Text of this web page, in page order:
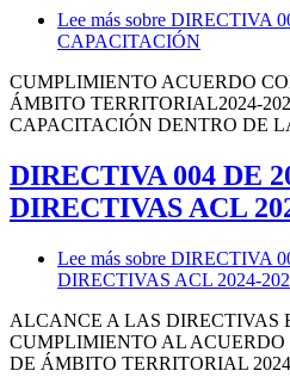
Lee más sobre DIRECTIVA
CAPACITACIÓN
CUMPLIMIENTO ACUERDO
ÁMBITO TERRITORIAL2024-
CAPACITACIÓN DENTRO DE
DIRECTIVA 004 DE
DIRECTIVAS ACL
Lee más sobre DIRECTIVA
DIRECTIVAS ACL 2024-
ALCANCE A LAS DIRECTIVAS
CUMPLIMIENTO AL
DE ÁMBITO TERRITORIAL